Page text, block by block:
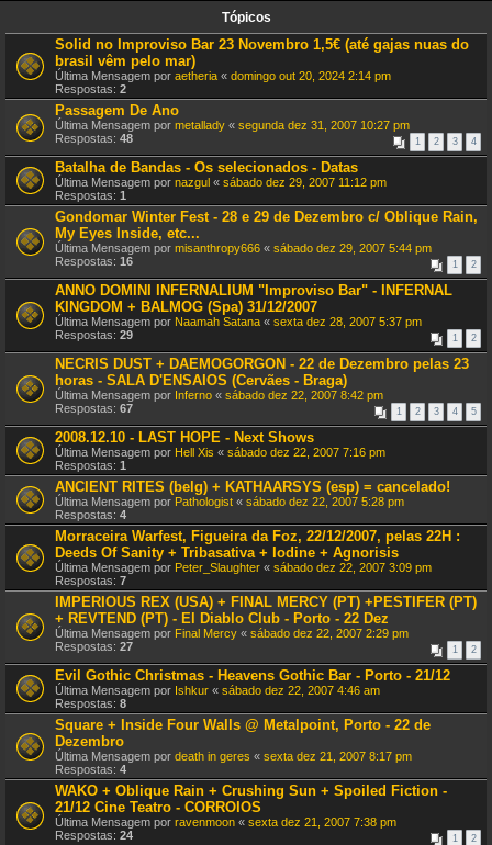
Tópicos
Solid no Improviso Bar 23 Novembro 1,5€ (até gajas nuas do
brasil vêm pelo mar)
Última Mensagem por aetheria « domingo out 20, 2024 2:14 pm
Respostas: 2
Passagem De Ano
Última Mensagem por metallady « segunda dez 31, 2007 10:27 pm
Respostas: 48 1 2 3 4
Batalha de Bandas - Os selecionados - Datas
Última Mensagem por nazgul « sábado dez 29, 2007 11:12 pm
Respostas: 1
Gondomar Winter Fest - 28 e 29 de Dezembro c/ Oblique Rain,
My Eyes Inside, etc...
Última Mensagem por misanthropy666 « sábado dez 29, 2007 5:44 pm
Respostas: 16 1 2
ANNO DOMINI INFERNALIUM "Improviso Bar" - INFERNAL
KINGDOM + BALMOG (Spa) 31/12/2007
Última Mensagem por Naamah Satana « sexta dez 28, 2007 5:37 pm
Respostas: 29 1 2
NECRIS DUST + DAEMOGORGON - 22 de Dezembro pelas 23
horas - SALA D'ENSAIOS (Cervães - Braga)
Última Mensagem por Inferno « sábado dez 22, 2007 8:42 pm
Respostas: 67 1 2 3 4 5
2008.12.10 - LAST HOPE - Next Shows
Última Mensagem por Hell Xis « sábado dez 22, 2007 7:16 pm
Respostas: 1
ANCIENT RITES (belg) + KATHAARSYS (esp) = cancelado!
Última Mensagem por Pathologist « sábado dez 22, 2007 5:28 pm
Respostas: 4
Morraceira Warfest, Figueira da Foz, 22/12/2007, pelas 22H :
Deeds Of Sanity + Tribasativa + Iodine + Agnorisis
Última Mensagem por Peter_Slaughter « sábado dez 22, 2007 3:09 pm
Respostas: 7
IMPERIOUS REX (USA) + FINAL MERCY (PT) +PESTIFER (PT)
+ REVTEND (PT) - El Diablo Club - Porto - 22 Dez
Última Mensagem por Final Mercy « sábado dez 22, 2007 2:29 pm
Respostas: 27 1 2
Evil Gothic Christmas - Heavens Gothic Bar - Porto - 21/12
Última Mensagem por Ishkur « sábado dez 22, 2007 4:46 am
Respostas: 8
Square + Inside Four Walls @ Metalpoint, Porto - 22 de
Dezembro
Última Mensagem por death in geres « sexta dez 21, 2007 8:17 pm
Respostas: 4
WAKO + Oblique Rain + Crushing Sun + Spoiled Fiction -
21/12 Cine Teatro - CORROIOS
Última Mensagem por ravenmoon « sexta dez 21, 2007 7:38 pm
Respostas: 24 1 2